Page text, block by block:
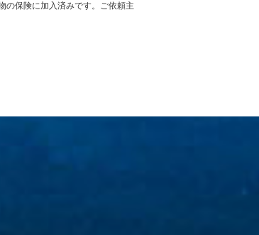
保険に加入済みです。ご依頼主